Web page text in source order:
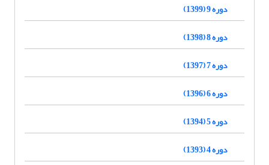
دوره 9 (1399)
دوره 8 (1398)
دوره 7 (1397)
دوره 6 (1396)
دوره 5 (1394)
دوره 4 (1393)